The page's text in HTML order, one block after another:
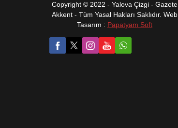
Copyright © 2022 - Yalova Çizgi - Gazete
Akkent - Tüm Yasal Hakları Saklıdır. Web
Tasarım : Papatyam Soft